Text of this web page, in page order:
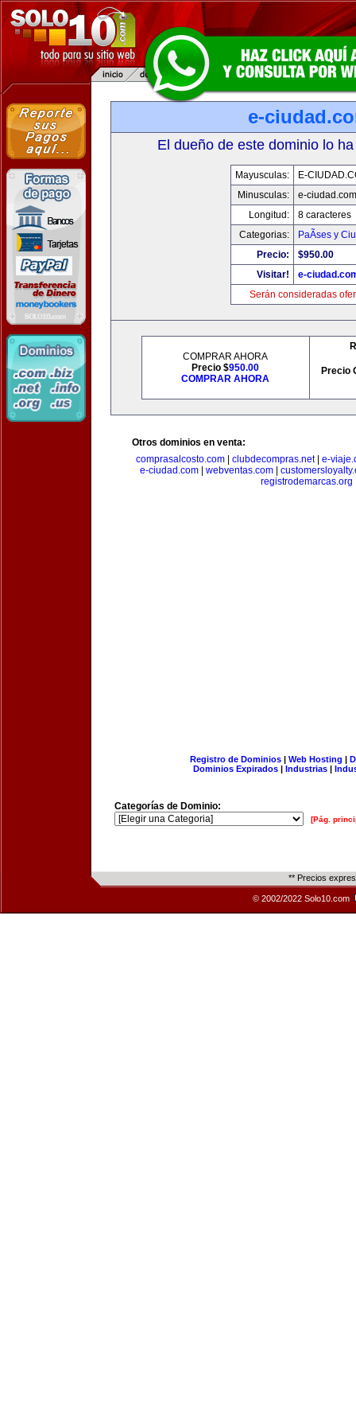
e-
El dueño de este dominio lo
Mayusculas:
E-
Minusculas:
e-ciudad.com
Longitud:
8 caracteres
Categorias:
PaÃ­ses y
Precio:
$950.00
Visitar!
e-
Serán consideradas
COMPRAR AHORA
Precio $950.00
COMPRAR AHORA
Precio
Otros dominios en venta:
comprasalcosto.com
clubdecompras.net| e-
e-ciudad.com| webventas.com|
registrodemarcas.org
Registro de Dominios| Web Hosting |
Dominios Expirados | Industrias |
Categorías de Dominio:
[Pág.
** Precios
© 2002/2022 Solo10.com